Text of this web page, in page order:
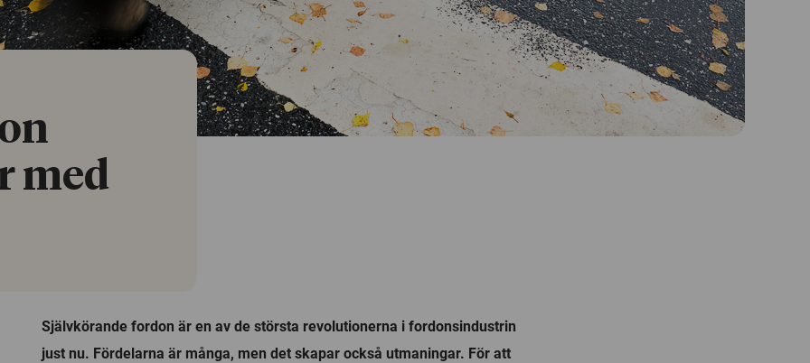
med
Självkörande fordon är en av de största revolutionerna i fordonsindustrin
just nu. Fördelarna är många, men det skapar också utmaningar. För att